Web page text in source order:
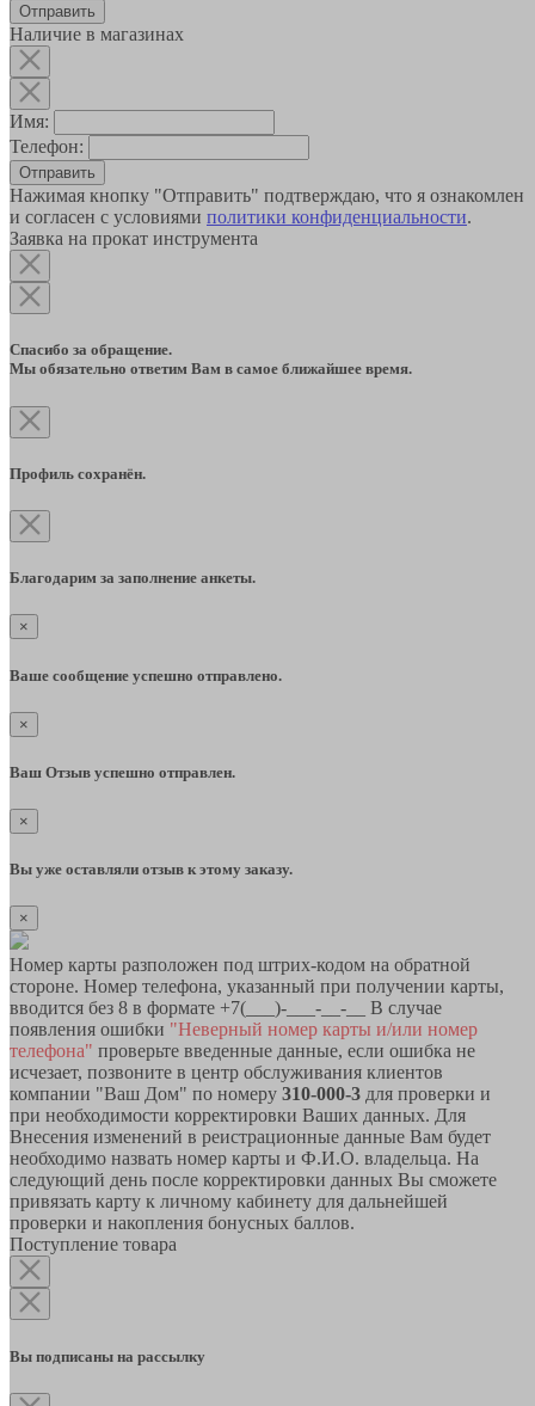
Наличие в магазинах
Имя:
Телефон:
Отправить
Нажимая кнопку "Отправить" подтверждаю, что я ознакомлен
и согласен с условиями политики конфиденциальности.
Заявка на прокат инструмента
Спасибо за обращение.
Мы обязательно ответим Вам в самое ближайшее время.
Профиль сохранён.
Благодарим за заполнение анкеты.
×
Ваше сообщение успешно отправлено.
×
Ваш Отзыв успешно отправлен.
×
Вы уже оставляли отзыв к этому заказу.
×
Номер карты разположен под штрих-кодом на обратной
стороне. Номер телефона, указанный при получении карты,
вводится без 8 в формате +7(___)-___-__-__ В случае
появления ошибки "Неверный номер карты и/или номер
телефона" проверьте введенные данные, если ошибка не
исчезает, позвоните в центр обслуживания клиентов
компании "Ваш Дом" по номеру 310-000-3 для проверки и
при необходимости корректировки Ваших данных. Для
Внесения изменений в реистрационные данные Вам будет
необходимо назвать номер карты и Ф.И.О. владельца. На
следующий день после корректировки данных Вы сможете
привязать карту к личному кабинету для дальнейшей
проверки и накопления бонусных баллов.
Поступление товара
Вы подписаны на рассылку